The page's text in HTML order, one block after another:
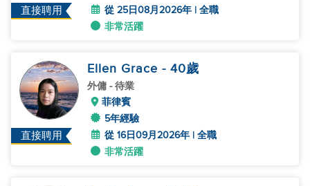
直接聘用
從 25日08月2026年 | 全職
非常活躍
直接聘用
Ellen Grace - 40歲
外傭 - 待業
菲律賓
5年經驗
從 16日09月2026年 | 全職
非常活躍